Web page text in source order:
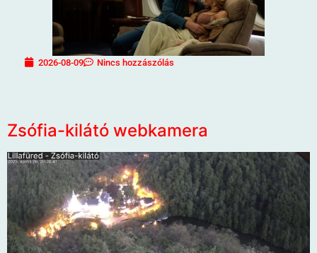
2026-08-09 Nincs hozzászólás
Zsófia-kilátó webkamera